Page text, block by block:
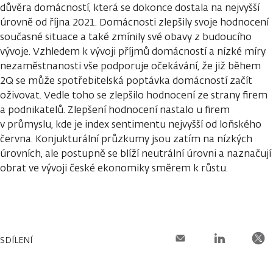
důvěra domácností, která se dokonce dostala na nejvyšší
úrovně od října 2021. Domácnosti zlepšily svoje hodnocení
současné situace a také zmínily své obavy z budoucího
vývoje. Vzhledem k vývoji příjmů domácností a nízké míry
nezaměstnanosti vše podporuje očekávání, že již během
2Q se může spotřebitelská poptávka domácností začít
oživovat. Vedle toho se zlepšilo hodnocení ze strany firem
a podnikatelů. Zlepšení hodnocení nastalo u firem
v průmyslu, kde je index sentimentu nejvyšší od loňského
června. Konjukturální průzkumy jsou zatím na nízkých
úrovních, ale postupně se blíží neutrální úrovni a naznačují
obrat ve vývoji české ekonomiky směrem k růstu.
SDÍLENÍ